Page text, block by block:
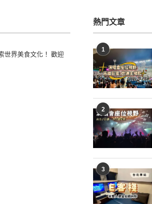
世界美食文化！ 歡迎
熱門文章
1
2
3